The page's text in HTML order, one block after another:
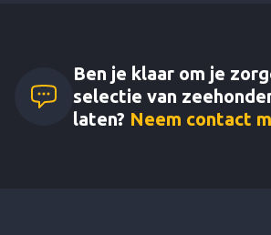
Ben je klaar om je
selectie van
laten? Neem contact